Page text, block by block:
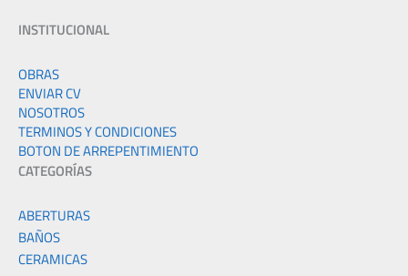
INSTITUCIONAL
OBRAS
ENVIAR CV
NOSOTROS
TERMINOS Y CONDICIONES
BOTON DE ARREPENTIMIENTO
CATEGORÍAS
ABERTURAS
BAÑOS
CERAMICAS